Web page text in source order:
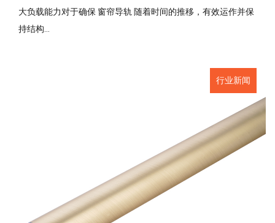
大负载能力对于确保 窗帘导轨 随着时间的推移，有效运作并保
持结构...
行业新闻